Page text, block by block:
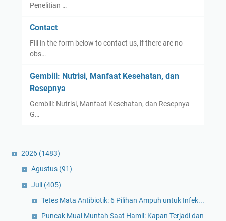
Penelitian …
Contact
Fill in the form below to contact us, if there are no
obs…
Gembili: Nutrisi, Manfaat Kesehatan, dan
Resepnya
Gembili: Nutrisi, Manfaat Kesehatan, dan Resepnya
G…
2026 (1483)
Agustus (91)
Juli (405)
Tetes Mata Antibiotik: 6 Pilihan Ampuh untuk Infek...
Puncak Mual Muntah Saat Hamil: Kapan Terjadi dan